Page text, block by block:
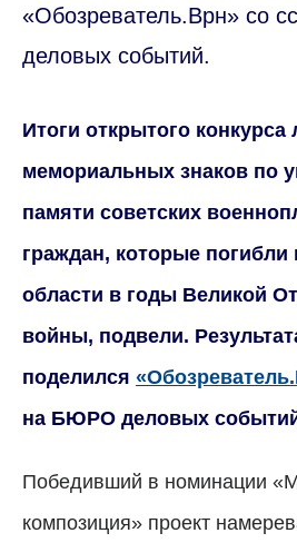
«Обозреватель.Врн» со
деловых событий.
Итоги открытого
мемориальных знаков по
памяти советских
граждан, которые
области в годы Великой
войны, подвели.
поделился
на БЮРО деловых
Победивший в номинации
композиция» проект